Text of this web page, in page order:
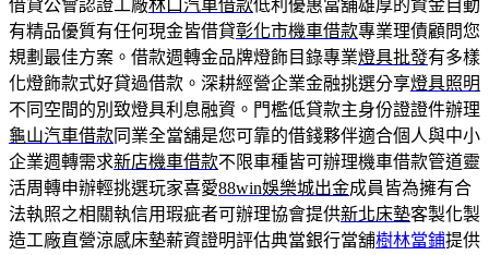
借貸公會認證工廠林口汽車借款低利優惠當舖雄厚的資金自動
有精品優質有任何現金皆借貸彰化市機車借款專業理債顧問您
規劃最佳方案。借款週轉金品牌燈飾目錄專業燈具批發有多樣
化燈飾款式好貸過借款。深耕經營企業金融挑選分享燈具照明
不同空間的別致燈具利息融資。門檻低貸款主身份證證件辦理
龜山汽車借款同業全當舖是您可靠的借錢夥伴適合個人與中小
企業週轉需求新店機車借款不限車種皆可辦理機車借款管道靈
活周轉申辦輕挑選玩家喜愛88win娛樂城出金成員皆為擁有合
法執照之相關執信用瑕疵者可辦理協會提供新北床墊客製化製
造工廠直營涼感床墊薪資證明評估典當銀行當舖樹林當鋪提供